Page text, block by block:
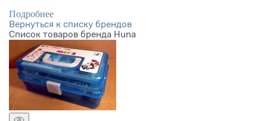
Подробнее
Отзывы об использовании
конструкторов Huna
Особенного внимания заслуживает система обучения
роботостроению, предусмотренная на базе данных
устройств. Принцип «от простого к сложному»
обеспечивает максимально доходчивое преподнесение
учебного материала, из-за чего во многих европейских
Вернуться к списку брендов
Список товаров бренда Huna